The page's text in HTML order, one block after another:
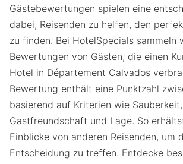
Gästebewertungen spielen eine
dabei, Reisenden zu helfen, den
zu finden. Bei HotelSpecials sammeln
Bewertungen von Gästen, die einen
Hotel in Département Calvados
Bewertung enthält eine Punktzahl
basierend auf Kriterien wie
Gastfreundschaft und Lage. So
Einblicke von anderen Reisenden, um
Entscheidung zu treffen. Entdecke